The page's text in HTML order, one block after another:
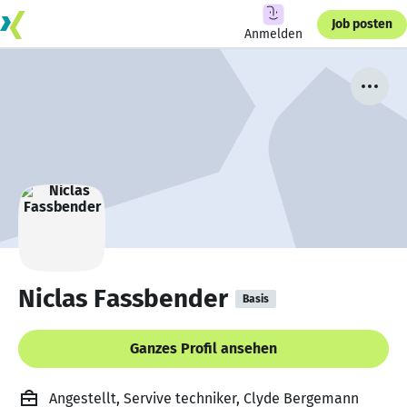
Anmelden
Job posten
Niclas Fassbender Basis
Ganzes Profil ansehen
Angestellt, Servive techniker, Clyde Bergemann